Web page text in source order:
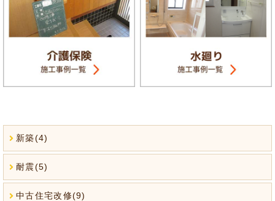
新築(4)
耐震(5)
中古住宅改修(9)